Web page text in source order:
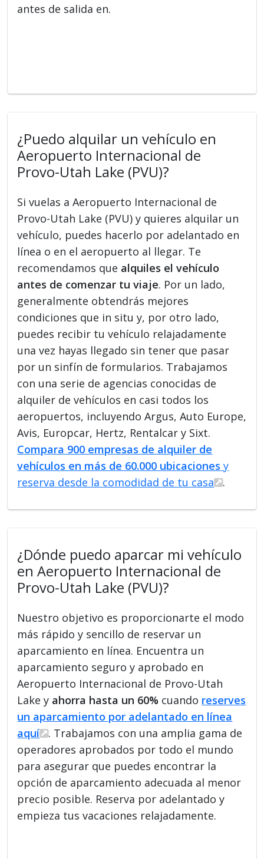
antes de salida en.
¿Puedo alquilar un vehículo en
Aeropuerto Internacional de
Provo-Utah Lake (PVU)?
Si vuelas a Aeropuerto Internacional de
Provo-Utah Lake (PVU) y quieres alquilar un
vehículo, puedes hacerlo por adelantado en
línea o en el aeropuerto al llegar. Te
recomendamos que alquiles el vehículo
antes de comenzar tu viaje. Por un lado,
generalmente obtendrás mejores
condiciones que in situ y, por otro lado,
puedes recibir tu vehículo relajadamente
una vez hayas llegado sin tener que pasar
por un sinfín de formularios. Trabajamos
con una serie de agencias conocidas de
alquiler de vehículos en casi todos los
aeropuertos, incluyendo Argus, Auto Europe,
Avis, Europcar, Hertz, Rentalcar y Sixt.
Compara 900 empresas de alquiler de
vehículos en más de 60.000 ubicaciones y
reserva desde la comodidad de tu casa
.
¿Dónde puedo aparcar mi vehículo
en Aeropuerto Internacional de
Provo-Utah Lake (PVU)?
Nuestro objetivo es proporcionarte el modo
más rápido y sencillo de reservar un
aparcamiento en línea. Encuentra un
aparcamiento seguro y aprobado en
Aeropuerto Internacional de Provo-Utah
Lake y ahorra hasta un 60% cuando reserves
un aparcamiento por adelantado en línea
aquí
. Trabajamos con una amplia gama de
operadores aprobados por todo el mundo
para asegurar que puedes encontrar la
opción de aparcamiento adecuada al menor
precio posible. Reserva por adelantado y
empieza tus vacaciones relajadamente.